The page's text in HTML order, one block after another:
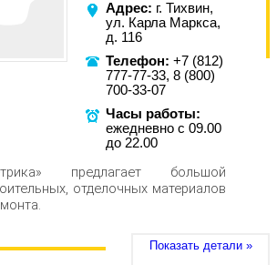
Адрес: г. Тихвин,
ул. Карла Маркса,
д. 116
Телефон: +7 (812)
777-77-33, 8 (800)
700-33-07
Часы работы:
ежедневно с 09.00
до 22.00
предлагает большой
отделочных материалов
Показать детали »